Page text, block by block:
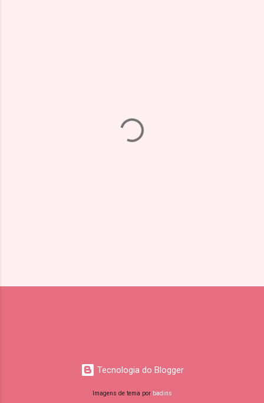
Tecnologia do Blogger
Imagens de tema por badins